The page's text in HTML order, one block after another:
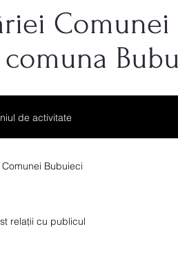
Comunei
de activitate
Bubuieci
relații cu publicul